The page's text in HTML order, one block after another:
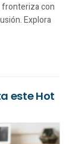
fronteriza con
Explora
este Hot